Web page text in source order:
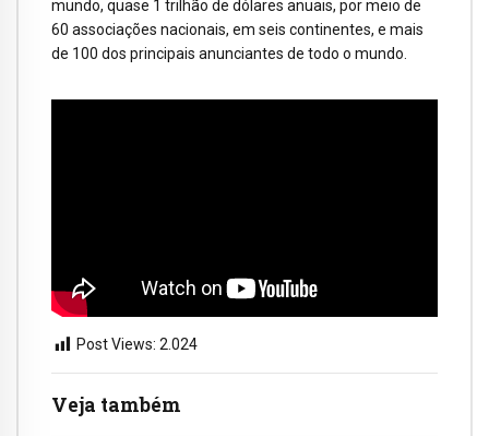
Veja também
mundo, quase 1 trilhão de dólares anuais, por meio de
60 associações nacionais, em seis continentes, e mais
de 100 dos principais anunciantes de todo o mundo.
Post Views: 2.024